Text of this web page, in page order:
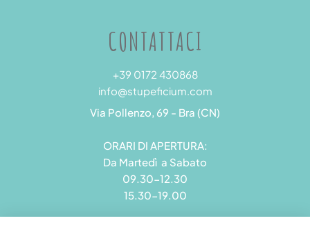
CONTATTACI
+39 0172 430868
info@stupeficium.com
Via Pollenzo, 69 - Bra (CN)
ORARI DI APERTURA:
Da Martedì a Sabato
09.30-12.30
15.30-19.00